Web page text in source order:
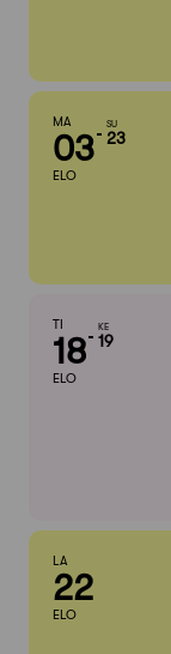
MA
03
ELO
SU
23
TI
18
ELO
KE
19
LA
22
ELO